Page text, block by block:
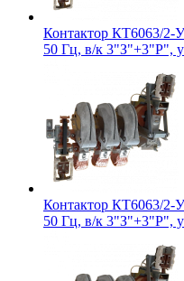
Контактор КТ6063/
50 Гц, в/к 3"З"+3"Р",
Контактор КТ6063/
50 Гц, в/к 3"З"+3"Р",